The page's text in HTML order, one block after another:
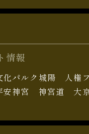
情報
パルク城陽 人権
安神宮 神宮道 大